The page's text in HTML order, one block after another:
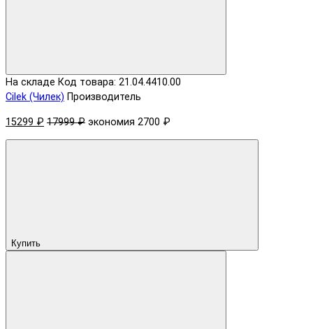
На складе Код товара: 21.04.4410.00
Cilek (Чилек) Производитель
15299 ₽ 17999 ₽ экономия 2700 ₽
Купить